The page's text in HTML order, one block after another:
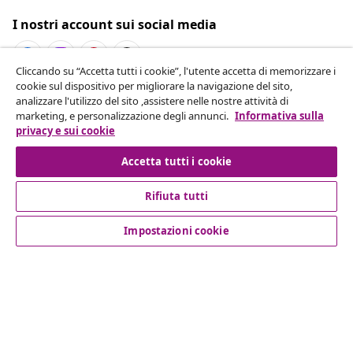
I nostri account sui social media
Recesso dal contratto
Invia una richiesta di recesso per il tuo ordine.
Recesso dal contratto
Cliccando su “Accetta tutti i cookie”, l'utente accetta di memorizzare i
cookie sul dispositivo per migliorare la navigazione del sito,
analizzare l'utilizzo del sito ,assistere nelle nostre attività di
marketing, e personalizzazione degli annunci. Informativa sulla
privacy e sui cookie
Accetta tutti i cookie
Rifiuta tutti
Impostazioni cookie